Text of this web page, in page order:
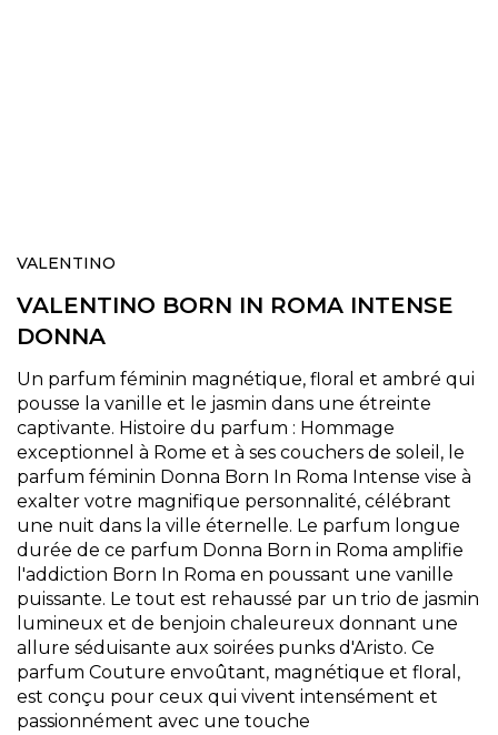
VALENTINO
VALENTINO BORN IN ROMA INTENSE
DONNA
Un parfum féminin magnétique, floral et ambré qui
pousse la vanille et le jasmin dans une étreinte
captivante. Histoire du parfum : Hommage
exceptionnel à Rome et à ses couchers de soleil, le
parfum féminin Donna Born In Roma Intense vise à
exalter votre magnifique personnalité, célébrant
une nuit dans la ville éternelle. Le parfum longue
durée de ce parfum Donna Born in Roma amplifie
l'addiction Born In Roma en poussant une vanille
puissante. Le tout est rehaussé par un trio de jasmin
lumineux et de benjoin chaleureux donnant une
allure séduisante aux soirées punks d'Aristo. Ce
parfum Couture envoûtant, magnétique et floral,
est conçu pour ceux qui vivent intensément et
passionnément avec une touche
to
beginning
of
the
images
gallery